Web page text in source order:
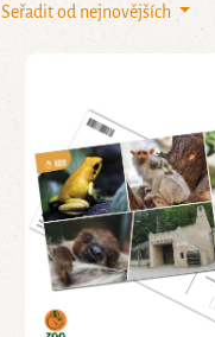
Seřadit od nejnovějších